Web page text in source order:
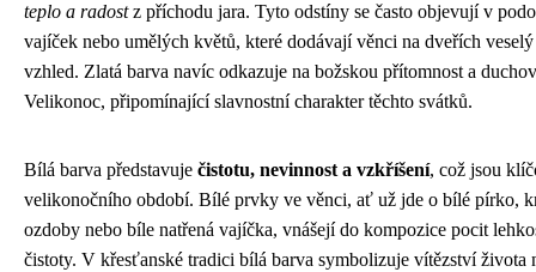
teplo a radostz příchodu jara. Tyto odstíny se často objevují v
vajíček nebo umělých květů, které dodávají věnci na dveřích
vzhled. Zlatá barva navíc odkazuje na božskou přítomnost a
Velikonoc, připomínající slavnostní charakter těchto svátků.
Bílá barva představuje čistotu, nevinnost a vzkříšení, což jsou
velikonočního období. Bílé prvky ve věnci, ať už jde o bílé pírko,
ozdoby nebo bíle natřená vajíčka, vnášejí do kompozice pocit
čistoty. V křesťanské tradici bílá barva symbolizuje vítězství života